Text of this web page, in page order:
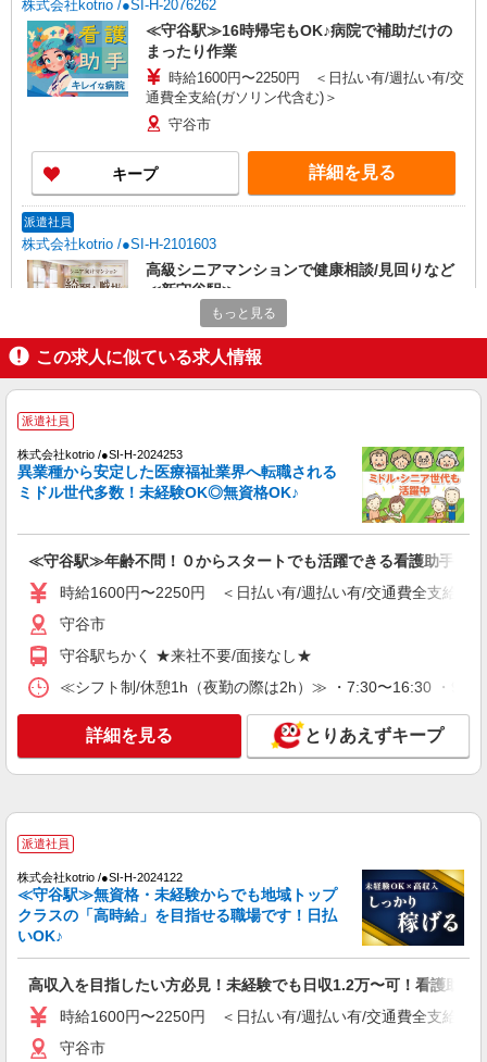
株式会社kotrio /●SI-H-2076262
≪守谷駅≫16時帰宅もOK♪病院で補助だけの
まったり作業
時給1600円〜2250円 ＜日払い有/週払い有/交
通費全支給(ガソリン代含む)＞
守谷市
キープ 詳細を見る
派遣社員
株式会社kotrio /●SI-H-2101603
高級シニアマンションで健康相談/見回りなど
≪新守谷駅≫
時給2400円〜3000円 ＜日払い有/週払い有/交
通費全支給(ガソリン代含む)＞
守谷市
派遣社員
株式会社kotrio /●SI-H-2101637
高級シニアマンションで健康相談/見回りなど
時給2400円〜3000円 ＜日払い有/週払い有/交
守谷市
キープ 詳細を見る
派遣社員
株式会社トラストグロース 新宿本社 第1営業部
看護助手
時給：1074円〜1100円 ※経験・資格により異
キープ 詳細を見る
アルバイト パート 派遣社員
日研トータルソーシング株式会社 メディカルケア事業部/柏オフィス
【看護助手】
看護助手（ナースエイド）
時給1,280円 ★週払いOK（規定あり） ※給与
もっと見る
この求人に似ている求人情報
派遣社員
株式会社kotrio /●SI-H-2024253
異業種から安定した医療福祉業界へ転職される
ミドル世代多数！未経験OK◎無資格OK♪
≪守谷駅≫年齢不問！０からスタートでも活躍できる看護助手♪
時給1600円〜2250円 ＜日払い有/週払い有/交通費全支給(ガ
守谷市
守谷駅ちかく ★来社不要/面接なし★
≪シフト制/休憩1h（夜勤の際は2h）≫ ・7:30〜16:30 ・
詳細を見る とりあえずキープ
派遣社員
株式会社kotrio /●SI-H-2024122
≪守谷駅≫無資格・未経験からでも地域トップ
クラスの「高時給」を目指せる職場です！日払
いOK♪
高収入を目指したい方必見！未経験でも日収1.2万〜可！看護助手
時給1600円〜2250円 ＜日払い有/週払い有/交通費全支給(ガ
守谷市